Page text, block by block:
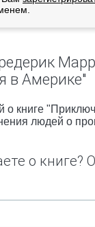
в Америке"
о книге
людей о
о книге?